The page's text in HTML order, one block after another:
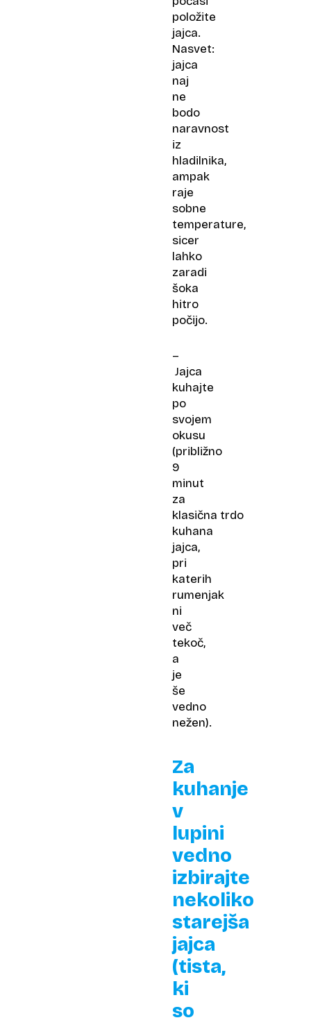
položite
jajca.
Nasvet:
jajca
naj
ne
bodo
naravnost
iz
hladilnika,
ampak
raje
sobne
temperature,
sicer
lahko
zaradi
šoka
hitro
počijo.
–
Jajca
kuhajte
po
svojem
okusu
(približno
9
minut
za
klasična trdo
kuhana
jajca,
pri
katerih
rumenjak
ni
več
tekoč,
a
je
še
vedno
nežen).
Za
kuhanje
v
lupini
vedno
izbirajte
nekoliko
starejša
jajca
(tista,
ki
so